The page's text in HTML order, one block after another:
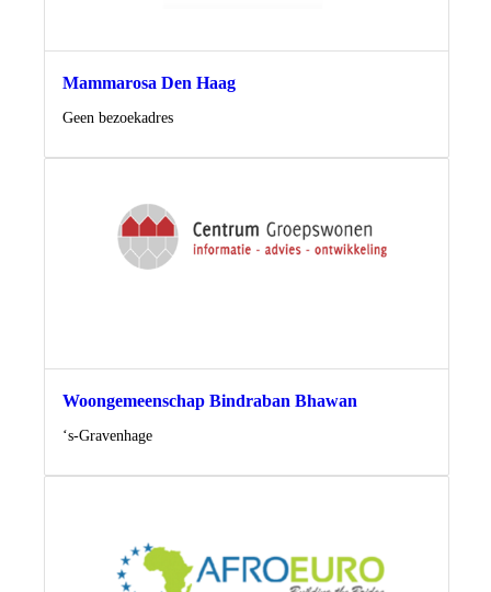
Mammarosa Den Haag
Locatie
Geen bezoekadres
Woongemeenschap Bindraban Bhawan
Locatie
‘s-Gravenhage